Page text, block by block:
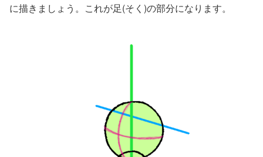
に描きましょう。これが足(そく)の部分になります。